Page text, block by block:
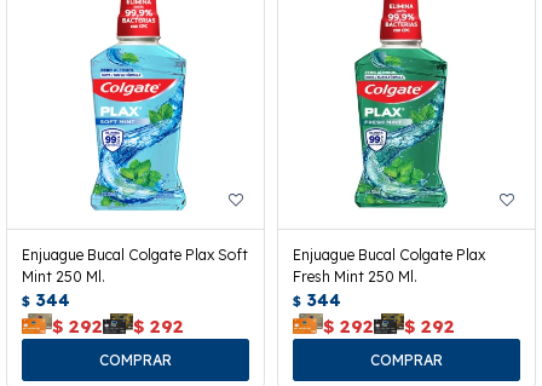
Enjuague Bucal Colgate Plax Soft
Mint 250 Ml.
$ 344
$ 292 $ 292
Enjuague Bucal Colgate Plax
Fresh Mint 250 Ml.
$ 344
$ 292 $ 292